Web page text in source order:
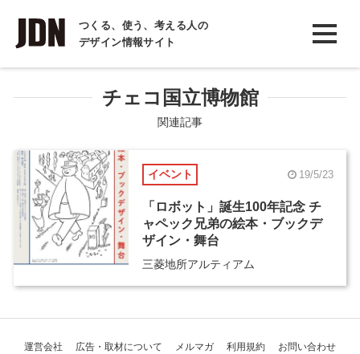
つくる、使う、考える人の
デザイン情報サイト
INTERVIEW
インタビュー
REPORT
COLUMN
コラム
チェコ国立博物館
関連記事
イベント 19/5/23
「ロボット」誕生100年記念 チ
ャペック兄弟の絵本・ブックデ
ザイン・舞台
三菱地所アルティアム
運営会社 広告・取材について メルマガ 利用規約 お問い合わせ